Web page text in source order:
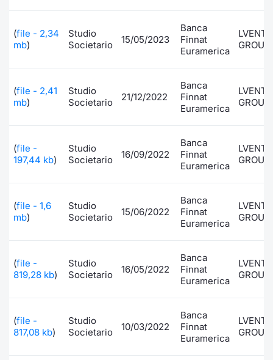
(file - 2,34
mb)
Studio
Societario
15/05/2023
Banca
Finnat
Euramerica
GROUP
(file - 2,41
mb)
Studio
Societario
21/12/2022
Banca
Finnat
Euramerica
GROUP
(file -
197,44 kb)
Studio
Societario
16/09/2022
Banca
Finnat
Euramerica
GROUP
(file - 1,6
mb)
Studio
Societario
15/06/2022
Banca
Finnat
Euramerica
GROUP
(file -
819,28 kb)
Studio
Societario
16/05/2022
Banca
Finnat
Euramerica
GROUP
(file -
817,08 kb)
Studio
Societario
10/03/2022
Banca
Finnat
Euramerica
GROUP